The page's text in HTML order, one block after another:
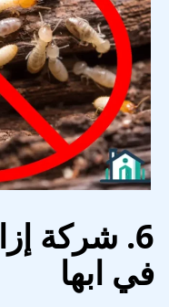
6. شركة
في ابها